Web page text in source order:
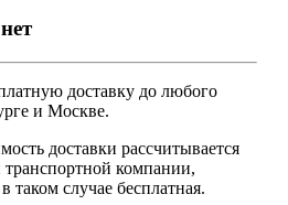
доставку до любого
и Москве.
доставки рассчитывается
компании,
таком случае бесплатная.